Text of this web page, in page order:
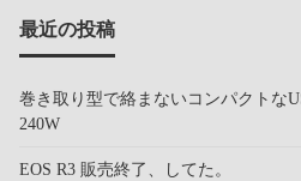
最近の投稿
巻き取り型で絡まないコンパクトな
240W
EOS R3 販売終了、してた。